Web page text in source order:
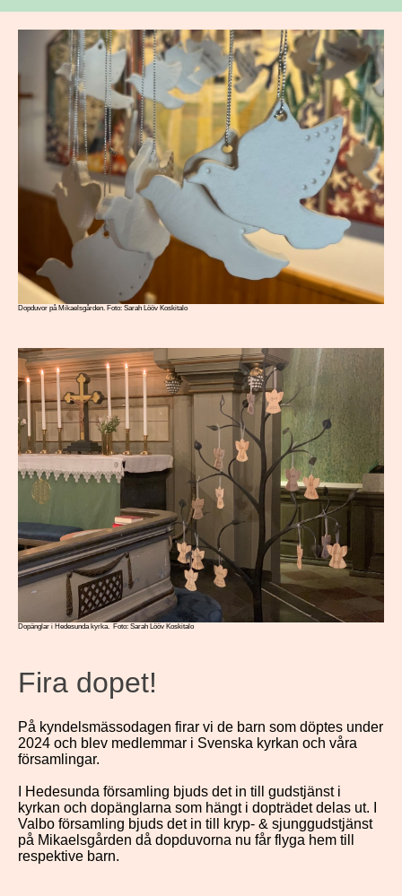
Dopduvor på Mikaelsgården. Foto: Sarah Lööv Koskitalo
Dopänglar i Hedesunda kyrka. Foto: Sarah Lööv Koskitalo
Fira dopet!
På kyndelsmässodagen firar vi de barn som döptes under
2024 och blev medlemmar i Svenska kyrkan och våra
församlingar.
I Hedesunda församling bjuds det in till gudstjänst i
kyrkan och dopänglarna som hängt i dopträdet delas ut. I
Valbo församling bjuds det in till kryp- & sjunggudstjänst
på Mikaelsgården då dopduvorna nu får flyga hem till
respektive barn.